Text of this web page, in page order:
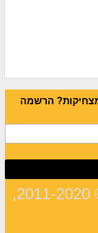
הרשמה
אנחנו ♥ לצחוק - בולשיט © 2011-2020,